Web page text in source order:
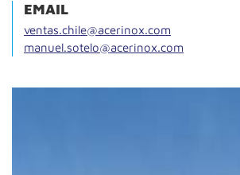
EMAIL
ventas.chile@acerinox.com
manuel.sotelo@acerinox.com